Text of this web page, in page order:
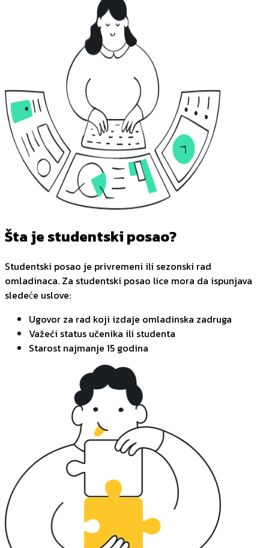
Šta je studentski posao?
Studentski posao je privremeni ili sezonski rad
omladinaca. Za studentski posao lice mora da ispunjava
sledeće uslove:
Ugovor za rad koji izdaje omladinska zadruga
Važeći status učenika ili studenta
Starost najmanje 15 godina